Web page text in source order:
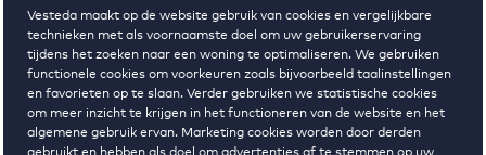
Vesteda maakt op de website gebruik van cookies en vergelijkbare
technieken met als voornaamste doel om uw gebruikerservaring
tijdens het zoeken naar een woning te optimaliseren. We gebruiken
functionele cookies om voorkeuren zoals bijvoorbeeld taalinstellingen
en favorieten op te slaan. Verder gebruiken we statistische cookies
om meer inzicht te krijgen in het functioneren van de website en het
algemene gebruik ervan. Marketing cookies worden door derden
Mosalunet 154
C Maastricht